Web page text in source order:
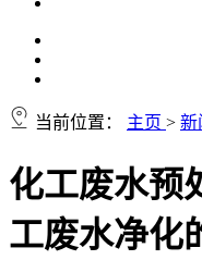
当前位置： 主页 > 新
化工废水预
工废水净化